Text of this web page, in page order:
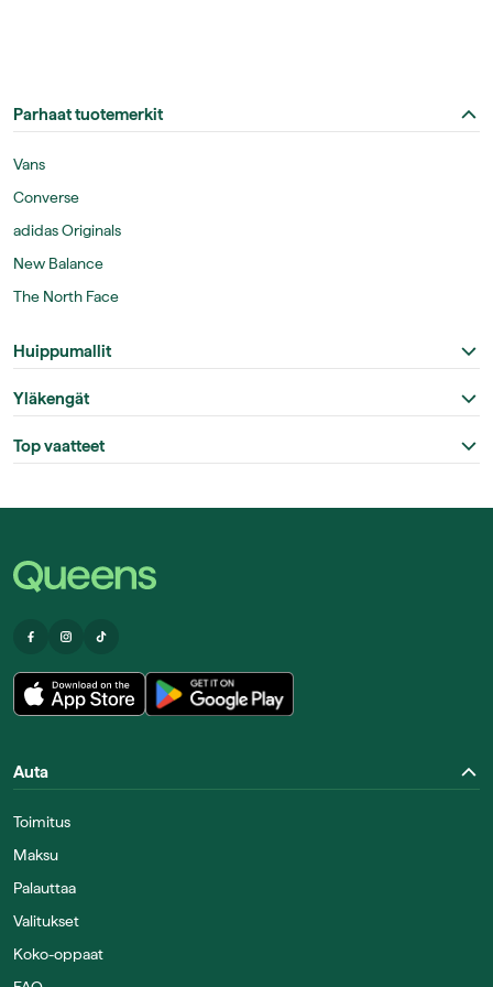
Parhaat tuotemerkit
Vans
Converse
adidas Originals
New Balance
The North Face
Huippumallit
Yläkengät
Top vaatteet
Auta
Toimitus
Maksu
Palauttaa
Valitukset
Koko-oppaat